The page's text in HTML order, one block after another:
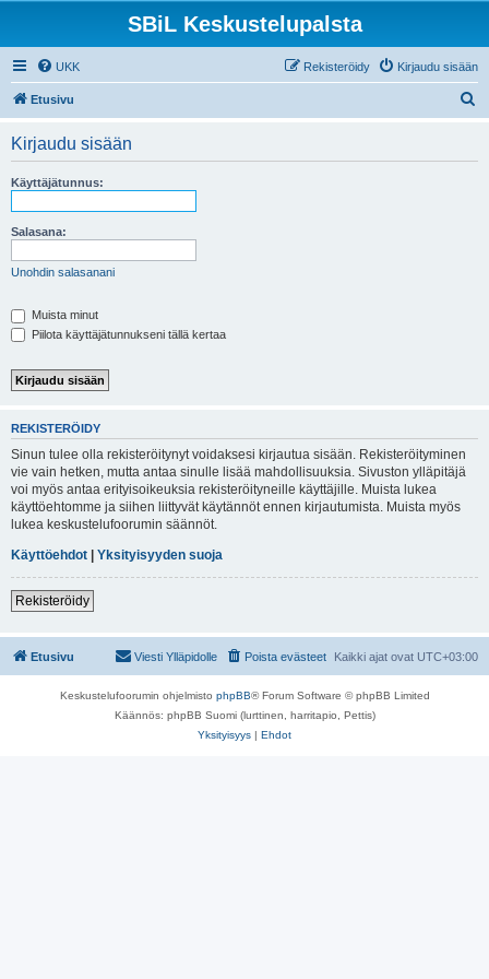
SBiL Keskustelupalsta
UKK Kirjaudu sisään
Rekisteröidy
Etusivu
Kirjaudu sisään
Käyttäjätunnus:
Salasana:
Unohdin salasanani
Muista minut
Piilota käyttäjätunnukseni tällä kertaa
REKISTERÖIDY
Sinun tulee olla rekisteröitynyt voidaksesi kirjautua sisään. Rekisteröityminen
vie vain hetken, mutta antaa sinulle lisää mahdollisuuksia. Sivuston ylläpitäjä
voi myös antaa erityisoikeuksia rekisteröityneille käyttäjille. Muista lukea
käyttöehtomme ja siihen liittyvät käytännöt ennen kirjautumista. Muista myös
lukea keskustelufoorumin säännöt.
Käyttöehdot | Yksityisyyden suoja
Rekisteröidy
Etusivu Kaikki ajat ovat UTC+03:00
Poista evästeet
Viesti Ylläpidolle
Keskustelufoorumin ohjelmisto phpBB® Forum Software © phpBB Limited
Käännös: phpBB Suomi (lurttinen, harritapio, Pettis)
Yksityisyys | Ehdot